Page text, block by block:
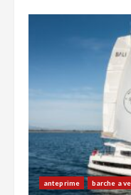
anteprime barche a